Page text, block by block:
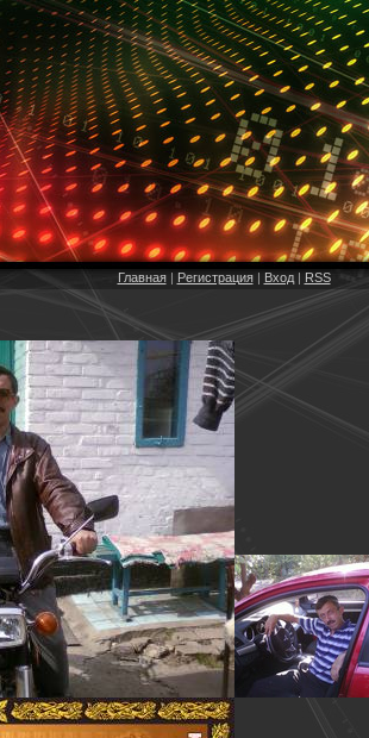
Главная| Регистрация| Вход| RSS